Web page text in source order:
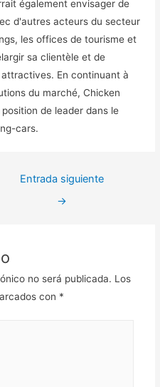
également envisager de
d'autres acteurs du secteur
les offices de tourisme et
sa clientèle et de
En continuant à
du marché, Chicken
de leader dans le
cars.
Entrada siguiente
→
no será publicada. Los
con *